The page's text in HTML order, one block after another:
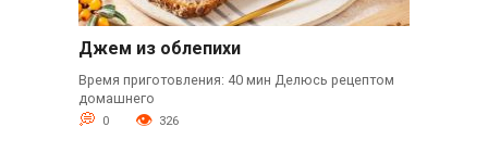
Джем из облепихи
Время приготовления: 40 мин Делюсь рецептом
домашнего
0 326